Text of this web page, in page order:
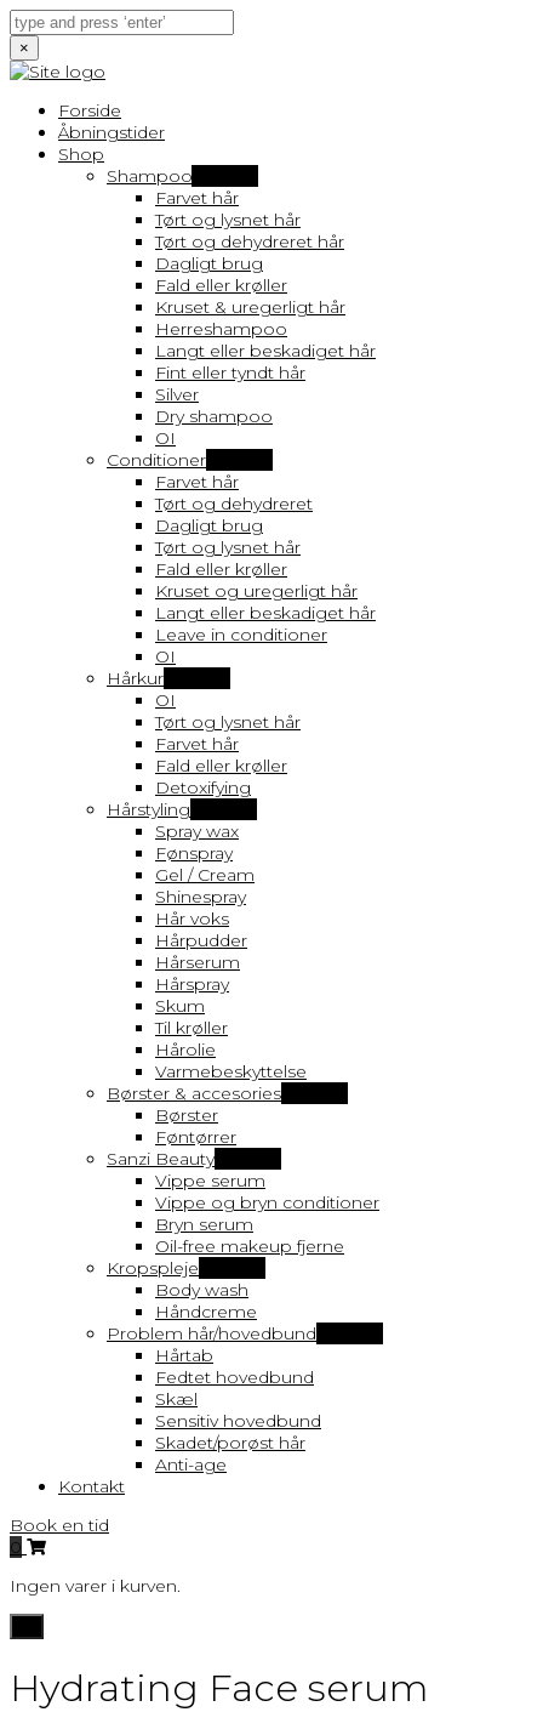
×
Forside
Åbningstider
Shop
Shampoo
Farvet hår
Tørt og lysnet hår
Tørt og dehydreret hår
Dagligt brug
Fald eller krøller
Kruset & uregerligt hår
Herreshampoo
Langt eller beskadiget hår
Fint eller tyndt hår
Silver
Dry shampoo
OI
Conditioner
Farvet hår
Tørt og dehydreret
Dagligt brug
Tørt og lysnet hår
Fald eller krøller
Kruset og uregerligt hår
Langt eller beskadiget hår
Leave in conditioner
OI
Hårkur
OI
Tørt og lysnet hår
Farvet hår
Fald eller krøller
Detoxifying
Hårstyling
Spray wax
Fønspray
Gel / Cream
Shinespray
Hår voks
Hårpudder
Hårserum
Hårspray
Skum
Til krøller
Hårolie
Varmebeskyttelse
Børster & accesories
Børster
Føntørrer
Sanzi Beauty
Vippe serum
Vippe og bryn conditioner
Bryn serum
Oil-free makeup fjerne
Kropspleje
Body wash
Håndcreme
Problem hår/hovedbund
Hårtab
Fedtet hovedbund
Skæl
Sensitiv hovedbund
Skadet/porøst hår
Anti-age
Kontakt
Book en tid
0
Ingen varer i kurven.
navigation
Hydrating Face serum